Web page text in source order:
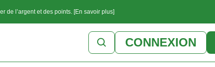
de l’argent et des points. [En savoir plus]
CONNEXION